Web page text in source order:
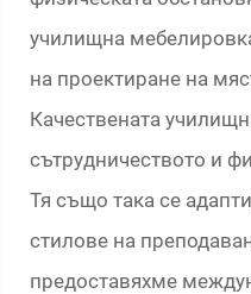
училищна
на проектиране на
Качествената
сътрудничеството и
Тя също така се
стилове на
предоставяхме